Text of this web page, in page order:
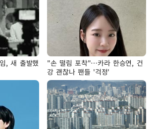
, 새 출발했
"손 떨림 포착"…카라 한승연, 건
강 괜찮나 팬들 '걱정'